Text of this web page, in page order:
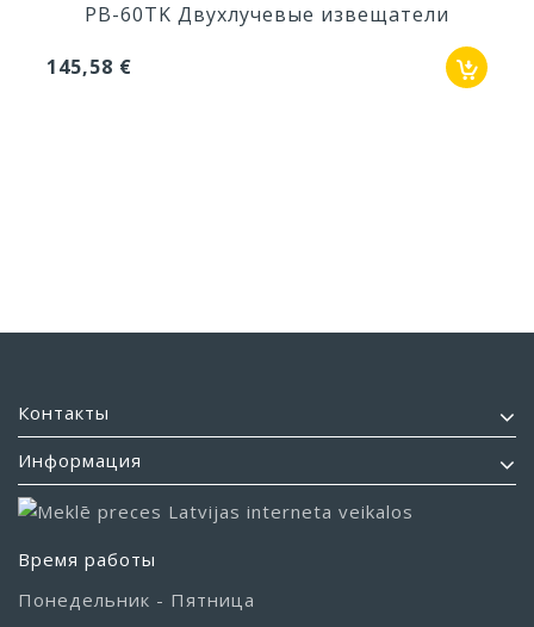
PB-60TK Двухлучевые извещатели
145,58 €
Контакты
Информация
Время работы
Понедельник - Пятница